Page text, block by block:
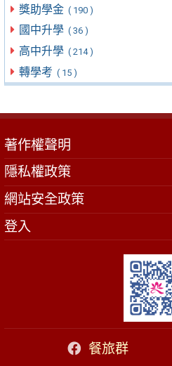
獎助學金 ( 190 )
國中升學 ( 36 )
高中升學 ( 214 )
轉學考 ( 15 )
著作權聲明
隱私權政策
網站安全政策
登入
餐旅群